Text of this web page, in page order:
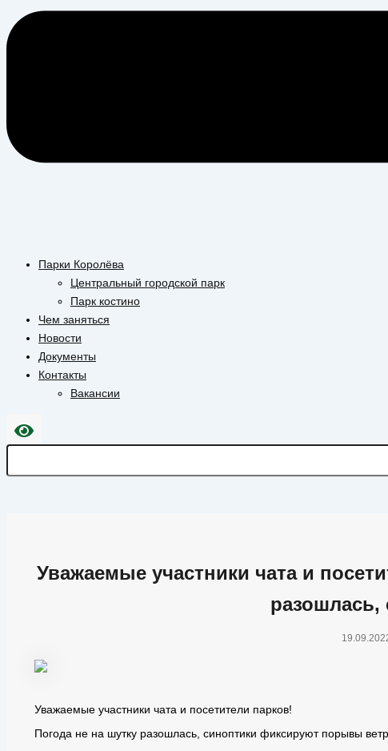
Парки Королёва
Центральный городской парк
Парк костино
Чем заняться
Новости
Документы
Контакты
Вакансии
Уважаемые участники чата и
Уважаемые участники чата и посетители парков!
Погода не на шутку разошлась, синоптики фиксируют порывы